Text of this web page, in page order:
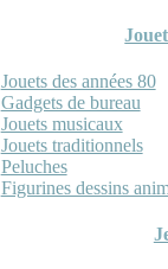
Jouets des années 80
Gadgets de bureau
Jouets musicaux
Jouets traditionnels
Peluches
Figurines dessins